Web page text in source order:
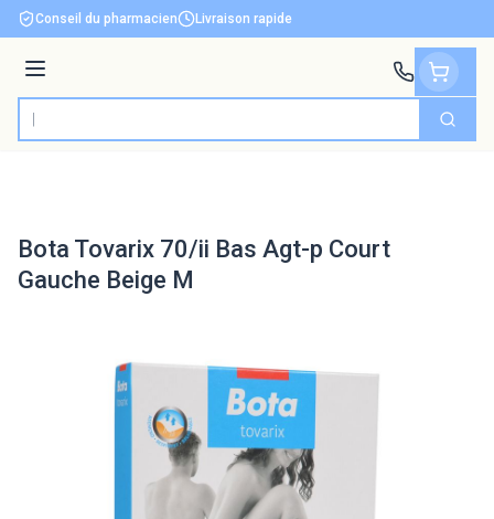
Aller au contenu
Conseil du pharmacien Livraison rapide
Menu
Rechercher
Bota Tovarix 70/ii Bas Agt-p Court
Gauche Beige M